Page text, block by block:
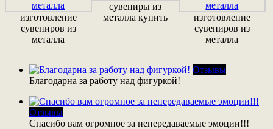
изготовление
сувениров из
металла
сувениры из
металла купить
изготовление
сувениров из
металла
Отзывы
Благодарна за работу над фигуркой!
Отзывы
Спасибо вам огромное за непередаваемые эмоции!!!